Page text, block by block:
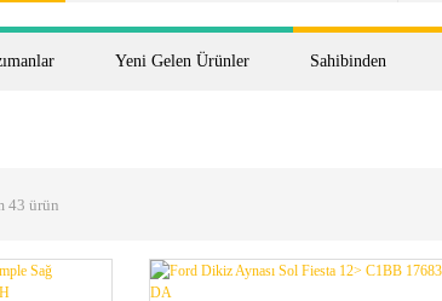
Yeni Gelen Ürünler Sahibinden
43 ürün